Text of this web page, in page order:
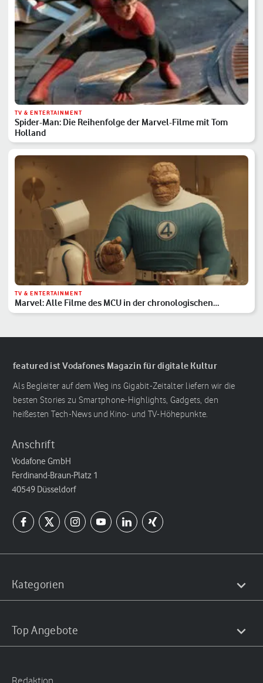
TV & ENTERTAINMENT
Spider-Man: Die Reihenfolge der Marvel-Filme mit Tom
Holland
TV & ENTERTAINMENT
Marvel: Alle Filme des MCU in der chronologischen
Reihenfolge
featured ist Vodafones Magazin für digitale Kultur
Als Begleiter auf dem Weg ins Gigabit-Zeitalter liefern wir die
besten Stories zu Smartphone-Highlights, Gadgets, den
heißesten Tech-News und Kino- und TV-Höhepunkte.
Anschrift
Vodafone GmbH
Ferdinand-Braun-Platz 1
40549 Düsseldorf
Kategorien
Top Angebote